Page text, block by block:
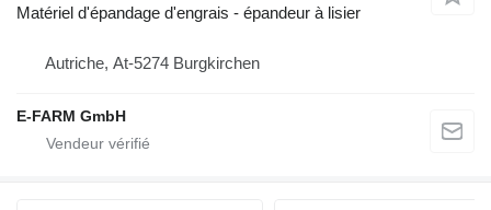
Matériel d'épandage d'engrais - épandeur à lisier
Autriche, At-5274 Burgkirchen
E-FARM GmbH